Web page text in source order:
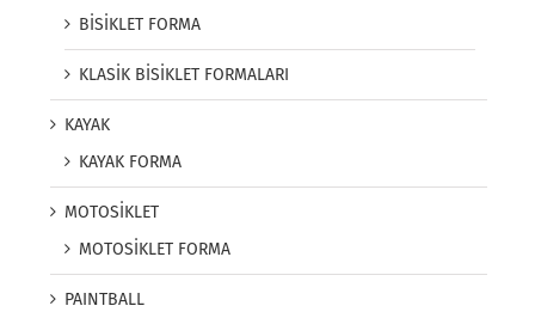
BİSİKLET FORMA
KLASİK BİSİKLET FORMALARI
KAYAK
KAYAK FORMA
MOTOSİKLET
MOTOSİKLET FORMA
PAINTBALL